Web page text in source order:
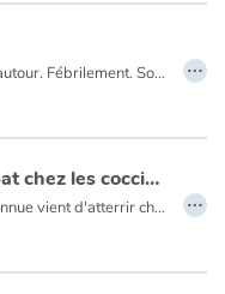
Souvent, Sable regardait autour. Fébrilement. Son œil perçant voyait les petits détails de la vie. Son museau frémissait. Elle humait, sortait sa langue pour goûter l’air et secouait brusquement la tête d’un petit dégoût. Là, je ne savais pas encore que Sable s’inquiétait pour le Monde. Je n’avais encore jamais vu autant de colère dans le fond de ses yeux. Elle en était sûre et certaine… On n’avait jamais connu l’air entier que les plus vieux nous racontait. L’air d’avant notre naissance. …
Branle-bas de combat chez les coccinelles
Une Chose étrange et inconnue vient d'atterrir chez les coccinelles... D'abord curieuses, bientôt inquiètes et finalement terrorisées, c'est le branle-bas de combat chez les coccinelles ! …